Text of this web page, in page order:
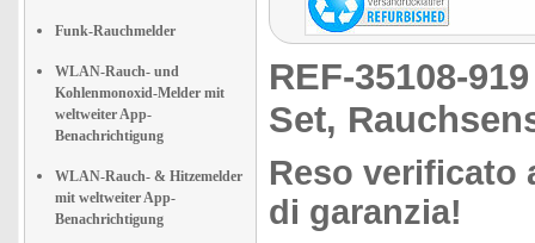
Funk-Rauchmelder
WLAN-Rauch- und
Kohlenmonoxid-Melder mit
weltweiter App-
Benachrichtigung
WLAN-Rauch- & Hitzemelder
mit weltweiter App-
Benachrichtigung
REF-35108-
Set,
Reso verificato
di garanzia!